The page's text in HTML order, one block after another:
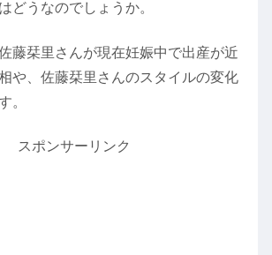
どうなのでしょうか。
藤栞里さんが現在妊娠中で出産が近
や、佐藤栞里さんのスタイルの変化
。
スポンサーリンク